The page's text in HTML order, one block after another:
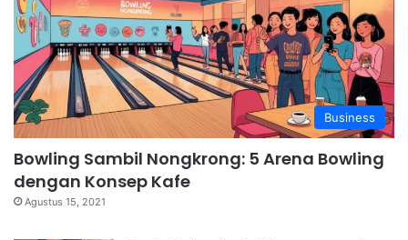
Business
Bowling Sambil Nongkrong: 5 Arena Bowling
dengan Konsep Kafe
Agustus 15, 2021